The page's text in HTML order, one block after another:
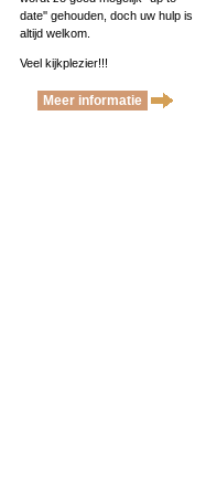
date'' gehouden, doch uw hulp is
altijd welkom.
Veel kijkplezier!!!
Meer informatie